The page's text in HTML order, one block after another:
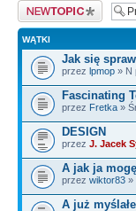
Napisz wątek
WĄTKI
Jak się
przez lpmop » N
Fascinating
przez Fretka »
DESIGN
przez J. Jacek
A jak ja
przez wiktor83 »
A już